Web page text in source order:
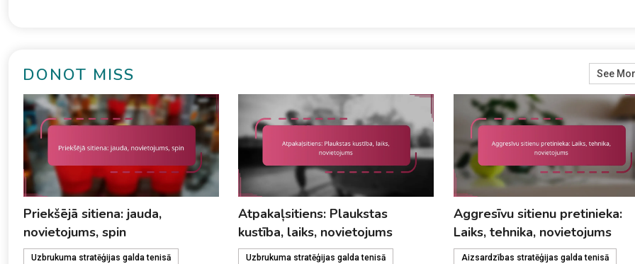
DONOT MISS See
Priekšējā sitiena: jauda,
novietojums, spin
Uzbrukuma stratēģijas galda tenisā
Atpakaļsitiens: Plaukstas
kustība, laiks, novietojums
Uzbrukuma stratēģijas galda tenisā
Aggresīvu sitienu pretinieka:
Laiks, tehnika, novietojums
Aizsardzības stratēģijas galda tenisā